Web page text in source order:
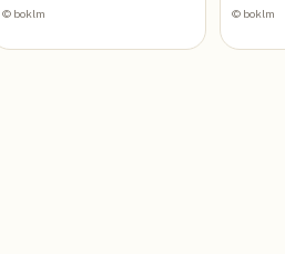
© boklm © boklm